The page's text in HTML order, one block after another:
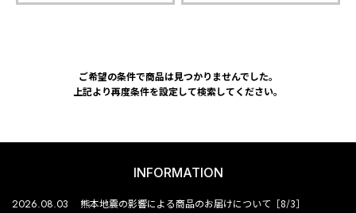
ご希望の条件で商品は見つかりませんでした。
上記より再度条件を設定して検索してください。
INFORMATION
2026.08.03 熊本地震の影響による商品のお届けについて［8/3］